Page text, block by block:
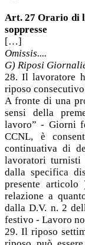
Art. 27 Orario di
soppresse
[…]
Omissis....
G) Riposi
28. Il lavoratore
riposo
A fronte di una
sensi della
lavoro” - Giorni
CCNL, è
continuativa di
lavoratori turnisti
dalla specifica
presente
relazione a
dalla D.V. n. 2
festivo - Lavoro
29. Il riposo